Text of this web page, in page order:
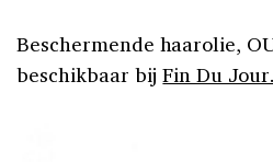
Beschermende haarolie,
beschikbaar bijFin Du Jour.